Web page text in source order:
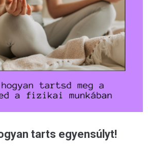
tarts egyensúlyt!